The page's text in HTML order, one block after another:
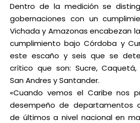
Dentro de la medición se
gobernaciones con un
Vichada y Amazonas encabezan
cumplimiento bajo Córdoba y
este escaño y seis que se
crítico que son: Sucre, Caquetá,
San Andres y Santander.
«Cuando vemos el Caribe nos
desempeño de departamentos
de últimos a nivel nacional en